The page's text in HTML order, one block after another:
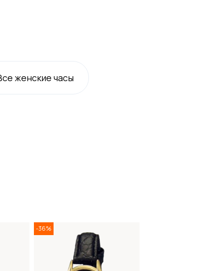
женские часы
-36%